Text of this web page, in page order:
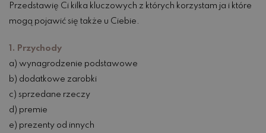
Przedstawię Ci kilka kluczowych z których korzystam ja i które
mogą pojawić się także u Ciebie.
1. Przychody
a) wynagrodzenie podstawowe
b) dodatkowe zarobki
c) sprzedane rzeczy
d) premie
e) prezenty od innych